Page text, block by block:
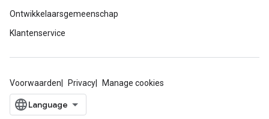
Ontwikkelaarsgemeenschap
Klantenservice
Voorwaarden Privacy Manage cookies